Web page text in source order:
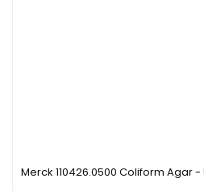
Merck 110426.0500 Coliform Agar